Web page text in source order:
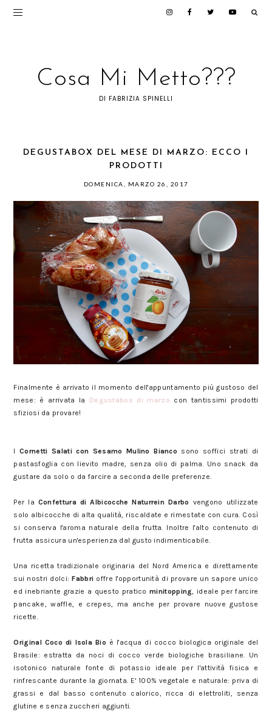
Cosa Mi Metto???
DI FABRIZIA SPINELLI
DEGUSTABOX DEL MESE DI MARZO: ECCO I
PRODOTTI
DOMENICA, MARZO 26, 2017
Finalmente è arrivato il momento dell'appuntamento più gustoso del
mese: è arrivata la Degustabox di marzo con tantissimi prodotti
sfiziosi da provare!
ICornetti Salati con Sesamo Mulino Bianco sono soffici strati di
pastasfoglia con lievito madre, senza olio di palma. Uno snack da
gustare da solo o da farcire a seconda delle preferenze.
Per la Confettura di Albicocche Naturrein Darbo vengono utilizzate
solo albicocche di alta qualità, riscaldate e rimestate con cura. Così
si conserva l'aroma naturale della frutta. Inoltre l'alto contenuto di
frutta assicura un'esperienza dal gusto indimenticabile.
Una ricetta tradizionale originaria del Nord America e direttamente
sui nostri dolci:Fabbri offre l'opportunità di provare un sapore unico
ed inebriante grazie a questo praticominitopping , ideale per farcire
pancake, waffle, e crepes, ma anche per provare nuove gustose
ricette.
Original Coco di Isola Bio è l'acqua di cocco biologica originale del
Brasile: estratta da noci di cocco verde biologiche brasiliane. Un
isotonico naturale fonte di potassio ideale per l'attività fisica e
rinfrescante durante la giornata. E' 100% vegetale e naturale: priva di
grassi e dal basso contenuto calorico, ricca di elettroliti, senza
glutine e senza zuccheri aggiunti.